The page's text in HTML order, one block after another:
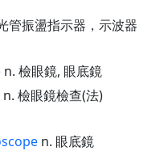
管振盪指示器，示波器
n. 檢眼鏡, 眼底鏡
n. 檢眼鏡檢查(法)
n. 眼底鏡